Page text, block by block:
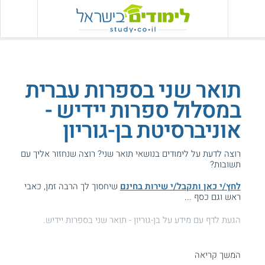
תואר שני בספרות עברית
במסלול ספרות יידיש -
אוניברסיטת בן-גוריון
רוצה לדעת על לימודים בנושאי תואר שני? רוצה שנחזור אליך עם
תשובות?
לחץ/י כאן ותקבל/י שירות בחינם שיחסוך לך הרבה זמן, כאבי
ראש וגם כסף ...
הגעת לדף עם מידע על בן-גוריון - תואר שני בספרות יידיש.
עזרנו גם לך? דרג אותנו:המשך קריאה